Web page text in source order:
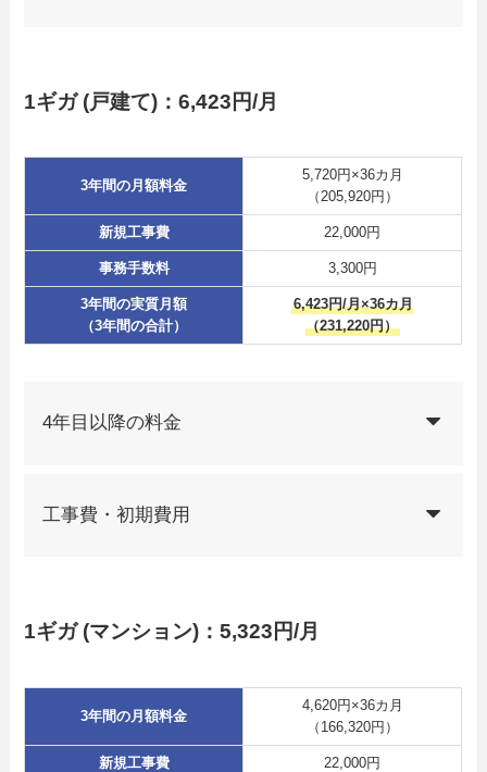
1ギガ (戸建て)：6,423円/月
3年間の月額料金
5,720円×36カ月
（205,920円）
新規工事費 22,000円
事務手数料 3,300円
3年間の実質月額
（3年間の合計）
6,423円/月×36カ月
（231,220円）
4年目以降の料金
工事費・初期費用
1ギガ (マンション)：5,323円/月
3年間の月額料金
4,620円×36カ月
（166,320円）
新規工事費 22,000円